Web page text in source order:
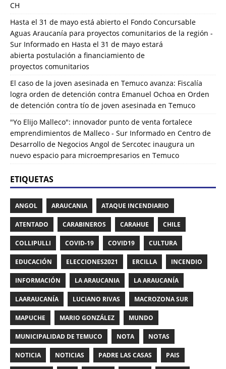
CH
Hasta el 31 de mayo está abierto el Fondo Concursable
Aguas Araucanía para proyectos comunitarios de la región -
Sur Informado en Hasta el 31 de mayo estará
abierta postulación a financiamiento de
proyectos comunitarios
El caso de la joven asesinada en Temuco avanza: Fiscalía
logra orden de detención contra Emanuel Ochoa en Orden
de detención contra tío de joven asesinada en Temuco
"Yo Elijo Malleco": innovador punto de venta fortalece
emprendimientos de Malleco - Sur Informado en Centro de
Desarrollo de Negocios Angol de Sercotec inaugura un
nuevo espacio para microempresarios en Temuco
ETIQUETAS
ANGOL ARAUCANIA ATAQUE INCENDIARIO
ATENTADO CARABINEROS CARAHUE CHILE
COLLIPULLI COVID-19 COVID19 CULTURA
EDUCACIÓN ELECCIONES2021 ERCILLA INCENDIO
INFORMACIÓN LA ARAUCANIA LA ARAUCANÍA
LAARAUCANÍA LUCIANO RIVAS MACROZONA SUR
MAPUCHE MARIO GONZÁLEZ MUNDO
MUNICIPALIDAD DE TEMUCO NOTA NOTAS
NOTICIA NOTICIAS PADRE LAS CASAS PAIS